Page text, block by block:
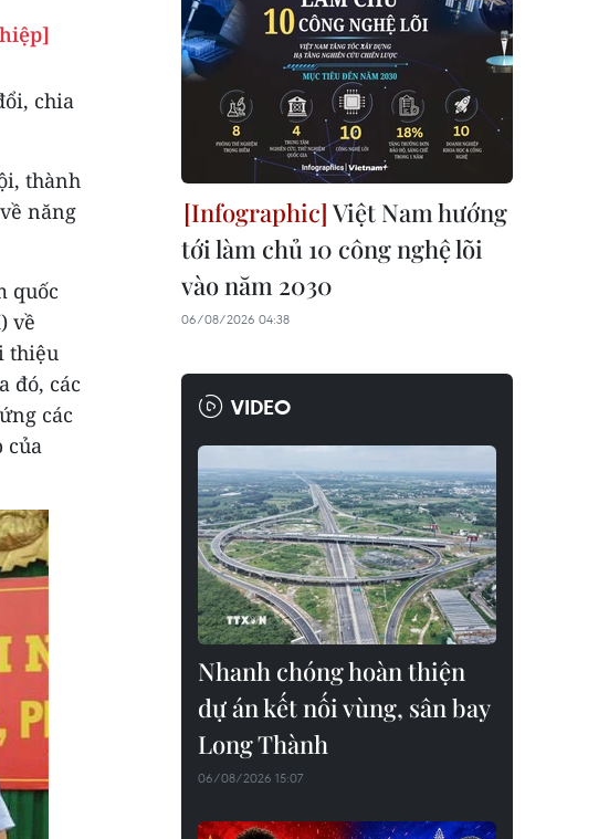
chia
thành
năng
quốc
về
thiệu
đó, các
các
của
Việt Nam hướng
tới làm chủ 10 công nghệ lõi
vào năm 2030
06/08/2026 04:38
VIDEO
Nhanh chóng hoàn thiện
dự án kết nối vùng, sân bay
Long Thành
06/08/2026 15:07